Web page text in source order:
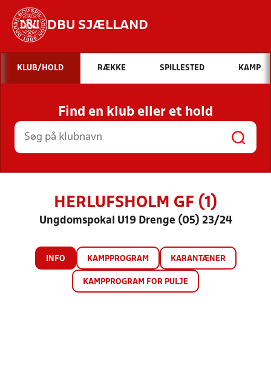
DBU SJÆLLAND
Hvad vil du søge efter?
INDHOLD OG NYHEDER
STILLINGER, RESULTATER, KLUBBER OG
HOLD
KLUB/HOLD RÆKKE SPILLESTED KAMP
Find en klub eller et hold
HERLUFSHOLM GF (1)
Ungdomspokal U19 Drenge (05) 23/24
INFO KAMPPROGRAM KARANTÆNER
KAMPPROGRAM FOR PULJE